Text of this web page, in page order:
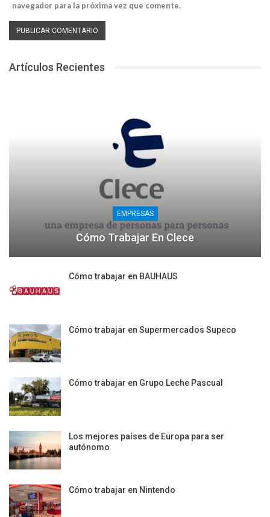
navegador para la próxima vez que comente.
Artículos Recientes
EMPRESAS
Cómo Trabajar En Clece
Cómo trabajar en BAUHAUS
Cómo trabajar en Supermercados Supeco
Cómo trabajar en Grupo Leche Pascual
Los mejores países de Europa para ser
autónomo
Cómo trabajar en Nintendo